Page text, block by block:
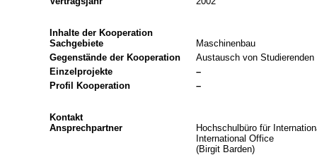
Inhalte der Kooperation
Sachgebiete
Maschinenbau
Gegenstände der Kooperation
Austausch von Studierenden
Einzelprojekte
–
Profil Kooperation
–
Kontakt
Ansprechpartner
Hochschulbüro für
International Office
(Birgit Barden)